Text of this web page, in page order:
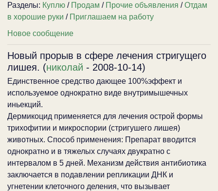
Разделы: Куплю / Продам / Прочие объявления /Отдам
в хорошие руки / Приглашаем на работу
Новое сообщение
Новый прорыв в сфере лечения стригущего
лишея. (николай - 2008-10-14)
Единственное средство дающее 100%эффект и
используемое однократно виде внутримышечных
иньекций.
Дермикоцид применяется для лечения острой формы
трихофитии и микроспории (стригушего лишея)
животных. Способ применения: Препарат вводится
однократно и в тяжелых случаях двукратно с
интервалом в 5 дней. Механизм действия антибиотика
заключается в подавлении репликации ДНК и
угнетении клеточного деления, что вызывает